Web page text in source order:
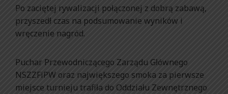
Po zaciętej rywalizacji połączonej z dobrą zabawą,
przyszedł czas na podsumowanie wyników i
wręczenie nagród.
Puchar Przewodniczącego Zarządu Głównego
NSZZFiPW oraz największego smoka za pierwsze
miejsce turnieju trafiła do Oddziału Zewnętrznego